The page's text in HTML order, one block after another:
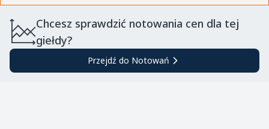
Chcesz sprawdzić notowania cen dla tej
giełdy?
Przejdź do Notowań